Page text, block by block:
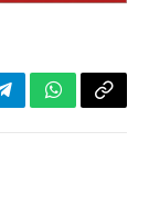
TelegramWhatsApp
Copy